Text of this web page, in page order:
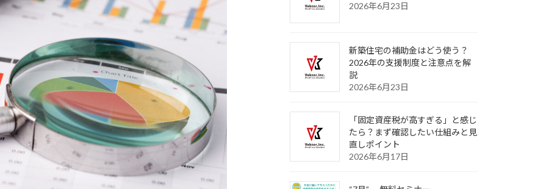
2026年6月23日
新築住宅の補助金はどう使う？
2026年の支援制度と注意点を解
説
2026年6月23日
「固定資産税が高すぎる」と感じ
たら？まず確認したい仕組みと見
直しポイント
2026年6月17日